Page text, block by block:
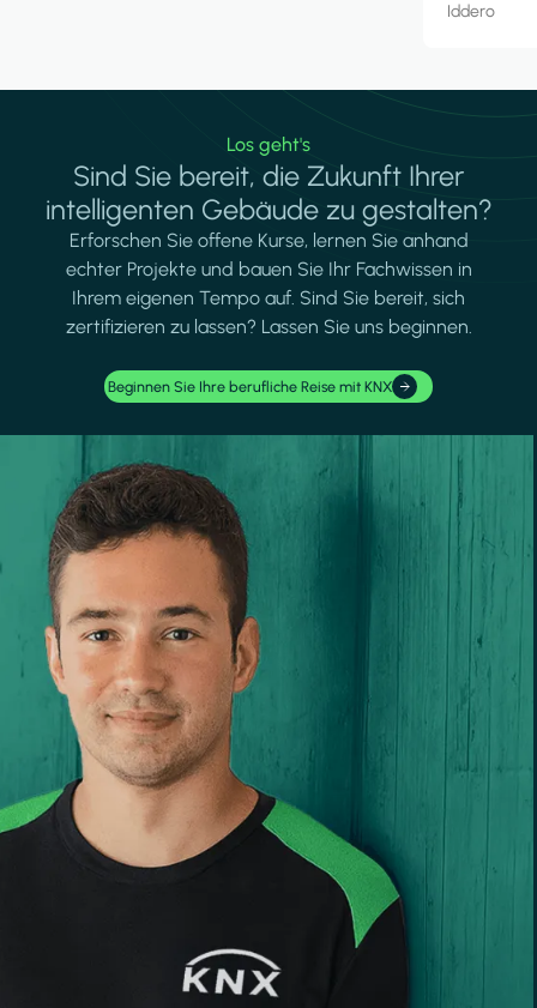
Iddero
Los geht's
Sind Sie bereit, die Zukunft Ihrer
intelligenten Gebäude zu gestalten?
Erforschen Sie offene Kurse, lernen Sie anhand
echter Projekte und bauen Sie Ihr Fachwissen in
Ihrem eigenen Tempo auf. Sind Sie bereit, sich
zertifizieren zu lassen? Lassen Sie uns beginnen.
Beginnen Sie Ihre berufliche Reise mit KNX